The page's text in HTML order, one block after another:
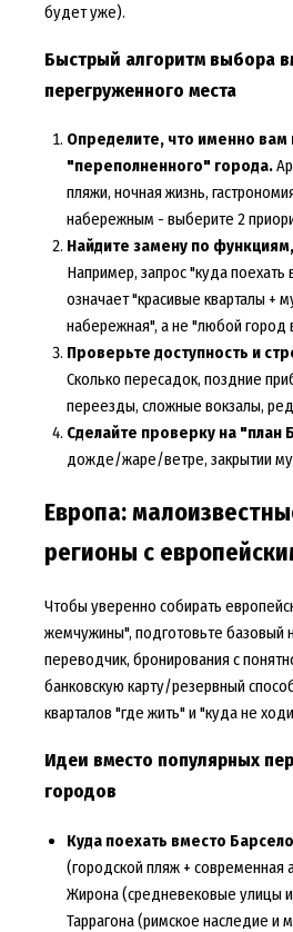
будет уже).
Быстрый алгоритм выбора
перегруженного места
Определите, что именно вам
"переполненного" города.
пляжи, ночная жизнь,
набережным - выберите 2
Найдите замену по
Например, запрос "куда поехать
означает "красивые кварталы +
набережная", а не "любой город
Проверьте доступность и
Сколько пересадок, поздние
переезды, сложные вокзалы,
Сделайте проверку на "план
дожде/жаре/ветре, закрытии
Европа:
регионы с
Чтобы уверенно собирать
жемчужины", подготовьте базовый
переводчик, бронирования с
банковскую карту/резервный
кварталов "где жить" и "куда не
Идеи вместо популярных
городов
Куда поехать вместо
(городской пляж + современная
Жирона (средневековые улицы и
Таррагона (римское наследие и